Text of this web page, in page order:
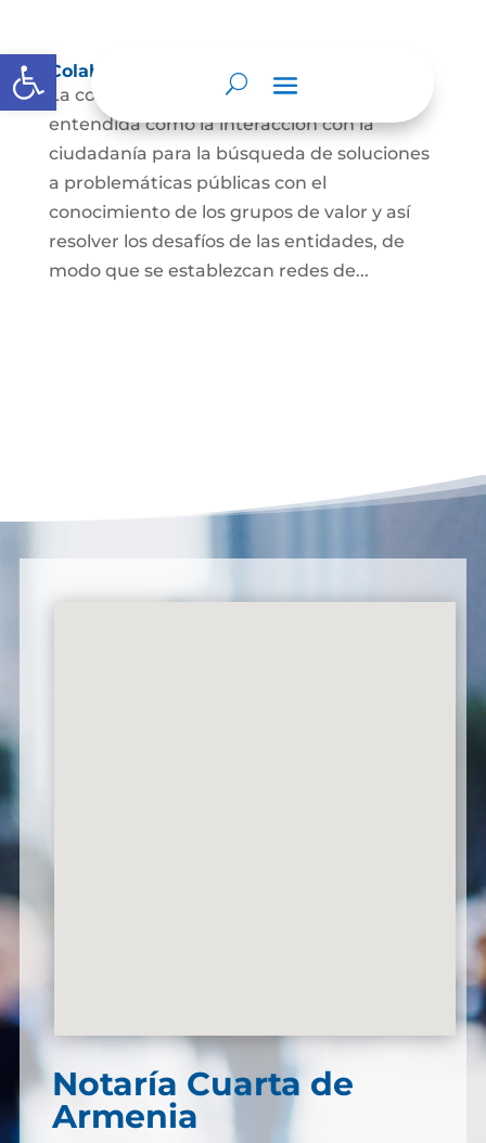
Abrir barra de herramientas
Colaboración e innovación abierta
La colaboración e innovación abierta es
entendida como la interacción con la
ciudadanía para la búsqueda de soluciones
a problemáticas públicas con el
conocimiento de los grupos de valor y así
resolver los desafíos de las entidades, de
modo que se establezcan redes de...
Notaría Cuarta de
Armenia